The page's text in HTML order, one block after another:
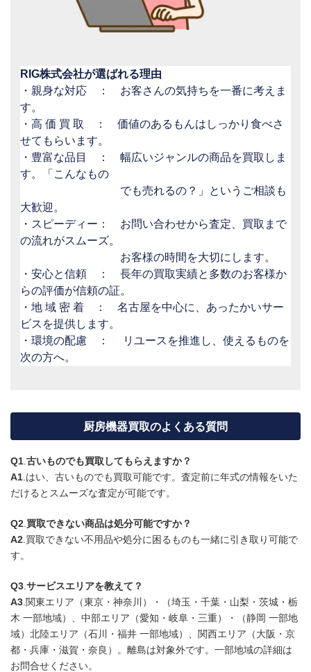
RIG株式会社が選ばれる理由
・親身な対応 ： お客さんの気持ちを一番に考えま
す。
・高 価 買 取 ： 価値のあるもんはしっかり食べさ
せてもらいます。
・豊富な品目 ： 幅広いジャンルの商品を買取しま
す。「こんなもの
でも売れるの？」というご相談も
大歓迎。
・スピーディー： お問い合わせから査定、買取まで
の流れがスムーズ。
お客様の時間を大切にします。
・安心と信頼 ： 長年の買取実績と多数のお客様か
らの評価が信頼の証。
・地 域 密 着 ： 名古屋を中心に、あったかいサー
ビスを提供します。
・環境の配慮 ： リユースを推進し、使えるものを
次の方へ。
厨房機器買取のよくある質問
Q1 古いものでも買取してもらえますか？
A1 .はい、古いものでも買取可能です。査定前に年式の情報をいた
だけるとスムーズな査定が可能です。
Q2 買取できない商品は処分可能ですか？
A2 .買取できない不用品や処分に困るものも一緒に引き取り可能で
す。
Q3 サービスエリアを教えて？
A3 .関東エリア（東京・神奈川）・（埼玉・千葉・山梨・茨城・栃
木 一部地域）、中部エリア（愛知・岐阜・三重）・（静岡 一部地
域）北陸エリア（石川・福井 一部地域）、関西エリア（大阪・京
都・兵庫・滋賀・奈良）。離島は対象外です。一部地域の詳細は
お問合せください。